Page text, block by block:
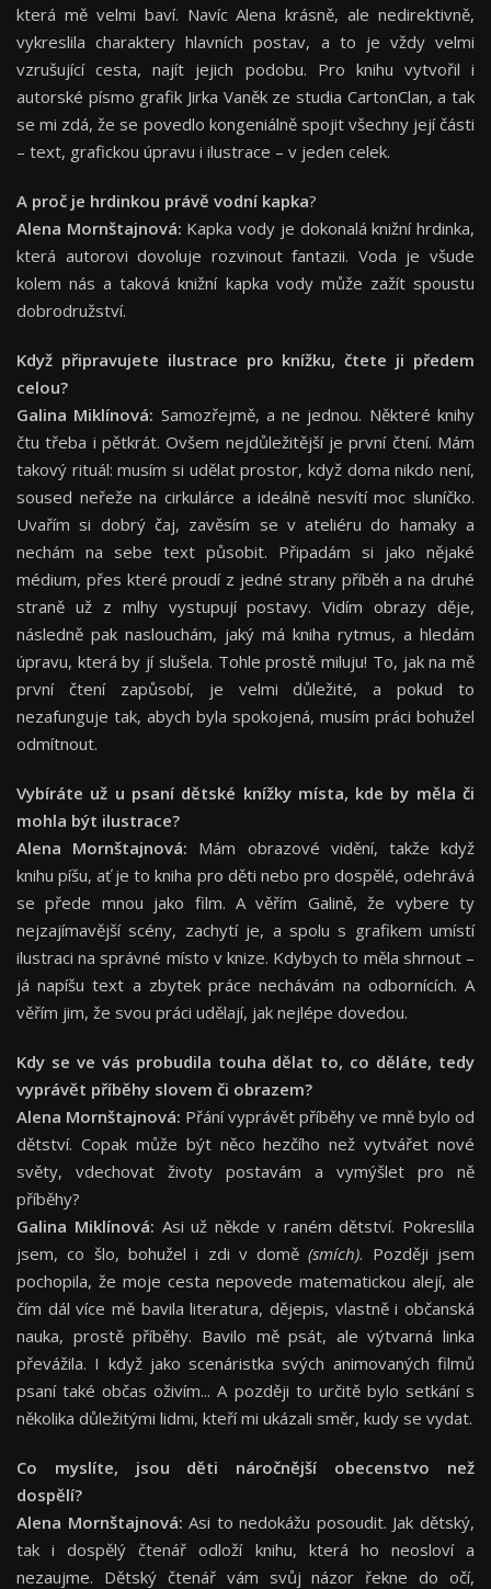
která mě velmi baví. Navíc Alena krásně, ale nedirektivně,
vykreslila charaktery hlavních postav, a to je vždy velmi
vzrušující cesta, najít jejich podobu. Pro knihu vytvořil i
autorské písmo grafik Jirka Vaněk ze studia CartonClan, a tak
se mi zdá, že se povedlo kongeniálně spojit všechny její části
– text, grafickou úpravu i ilustrace – v jeden celek.
A proč je hrdinkou právě vodní kapka?
Alena Mornštajnová: Kapka vody je dokonalá knižní hrdinka,
která autorovi dovoluje rozvinout fantazii. Voda je všude
kolem nás a taková knižní kapka vody může zažít spoustu
dobrodružství.
Když připravujete ilustrace pro knížku, čtete ji předem
celou?
Galina Miklínová: Samozřejmě, a ne jednou. Některé knihy
čtu třeba i pětkrát. Ovšem nejdůležitější je první čtení. Mám
takový rituál: musím si udělat prostor, když doma nikdo není,
soused neřeže na cirkulárce a ideálně nesvítí moc sluníčko.
Uvařím si dobrý čaj, zavěsím se v ateliéru do hamaky a
nechám na sebe text působit. Připadám si jako nějaké
médium, přes které proudí z jedné strany příběh a na druhé
straně už z mlhy vystupují postavy. Vidím obrazy děje,
následně pak naslouchám, jaký má kniha rytmus, a hledám
úpravu, která by jí slušela. Tohle prostě miluju! To, jak na mě
první čtení zapůsobí, je velmi důležité, a pokud to
nezafunguje tak, abych byla spokojená, musím práci bohužel
odmítnout.
Vybíráte už u psaní dětské knížky místa, kde by měla či
mohla být ilustrace?
Alena Mornštajnová: Mám obrazové vidění, takže když
knihu píšu, ať je to kniha pro děti nebo pro dospělé, odehrává
se přede mnou jako film. A věřím Galině, že vybere ty
nejzajímavější scény, zachytí je, a spolu s grafikem umístí
ilustraci na správné místo v knize. Kdybych to měla shrnout –
já napíšu text a zbytek práce nechávám na odbornících. A
věřím jim, že svou práci udělají, jak nejlépe dovedou.
Kdy se ve vás probudila touha dělat to, co děláte, tedy
vyprávět příběhy slovem či obrazem?
Alena Mornštajnová: Přání vyprávět příběhy ve mně bylo od
dětství. Copak může být něco hezčího než vytvářet nové
světy, vdechovat životy postavám a vymýšlet pro ně
příběhy?
Galina Miklínová: Asi už někde v raném dětství. Pokreslila
jsem, co šlo, bohužel i zdi v domě(smích). Později jsem
pochopila, že moje cesta nepovede matematickou alejí, ale
čím dál více mě bavila literatura, dějepis, vlastně i občanská
nauka, prostě příběhy. Bavilo mě psát, ale výtvarná linka
převážila. I když jako scenáristka svých animovaných filmů
psaní také občas oživím... A později to určitě bylo setkání s
několika důležitými lidmi, kteří mi ukázali směr, kudy se vydat.
Co myslíte, jsou děti náročnější obecenstvo než
dospělí?
Alena Mornštajnová:Asi to nedokážu posoudit. Jak dětský,
tak i dospělý čtenář odloží knihu, která ho neosloví a
nezaujme. Dětský čtenář vám svůj názor řekne do očí,